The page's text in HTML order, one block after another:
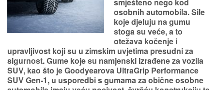
smješteno nego kod
osobnih automobila. Sile
koje djeluju na gumu
stoga su veće, a to
otežava kočenje i
upravljivost koji su u zimskim uvjetima presudni za
sigurnost. Gume koje su namjenski izrađene za vozila
SUV, kao što je Goodyearova UltraGrip Performance
SUV Gen-1, u usporedbi s gumama za obične osobne